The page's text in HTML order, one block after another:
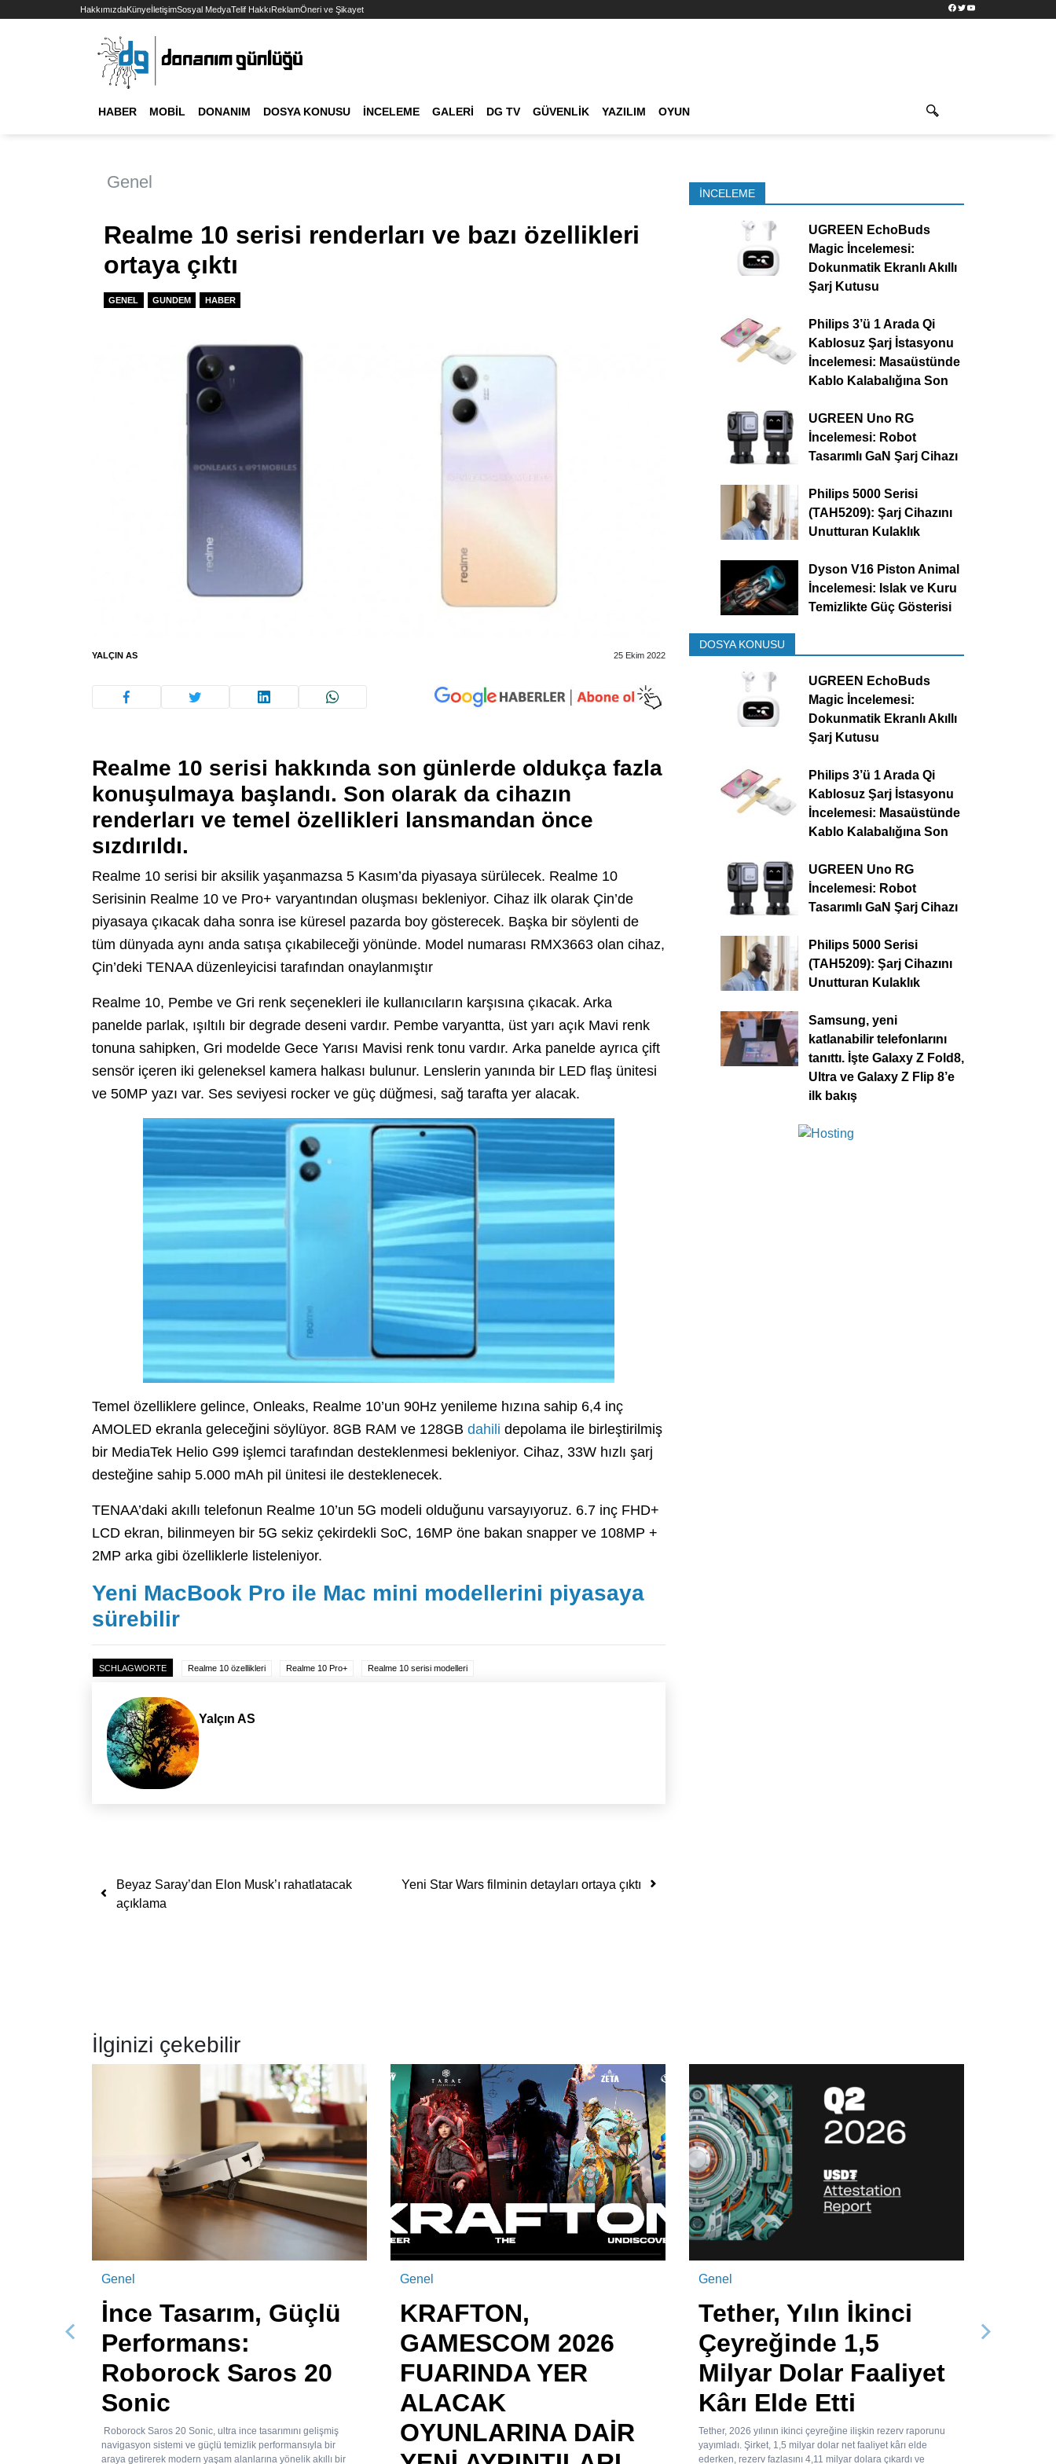
HakkımızdaKünyeİletişimSosyal MedyaTelif HakkıReklamÖneri ve Şikayet Facebook
TwitterYouTube
HABER MOBIL DONANIM DOSYA KONUSU İNCELEME GALERI DG TV GÜVENLIK YAZILIM OYUN
Genel
Realme 10 serisi renderları ve bazı özellikleri
ortaya çıktı
GENEL GUNDEM HABER
YALÇIN AS 25 Ekim 2022
Realme 10 serisi hakkında son günlerde oldukça fazla
konuşulmaya başlandı. Son olarak da cihazın
renderları ve temel özellikleri lansmandan önce
sızdırıldı.
Realme 10 serisi bir aksilik yaşanmazsa 5 Kasım’da piyasaya sürülecek. Realme 10
Serisinin Realme 10 ve Pro+ varyantından oluşması bekleniyor. Cihaz ilk olarak Çin’de
piyasaya çıkacak daha sonra ise küresel pazarda boy gösterecek. Başka bir söylenti de
tüm dünyada aynı anda satışa çıkabileceği yönünde. Model numarası RMX3663 olan cihaz,
Çin’deki TENAA düzenleyicisi tarafından onaylanmıştır
Realme 10, Pembe ve Gri renk seçenekleri ile kullanıcıların karşısına çıkacak. Arka
panelde parlak, ışıltılı bir degrade deseni vardır. Pembe varyantta, üst yarı açık Mavi renk
tonuna sahipken, Gri modelde Gece Yarısı Mavisi renk tonu vardır. Arka panelde ayrıca çift
sensör içeren iki geleneksel kamera halkası bulunur. Lenslerin yanında bir LED flaş ünitesi
ve 50MP yazı var. Ses seviyesi rocker ve güç düğmesi, sağ tarafta yer alacak.
Temel özelliklere gelince, Onleaks, Realme 10’un 90Hz yenileme hızına sahip 6,4 inç
AMOLED ekranla geleceğini söylüyor. 8GB RAM ve 128GB dahili depolama ile birleştirilmiş
bir MediaTek Helio G99 işlemci tarafından desteklenmesi bekleniyor. Cihaz, 33W hızlı şarj
desteğine sahip 5.000 mAh pil ünitesi ile desteklenecek.
TENAA’daki akıllı telefonun Realme 10’un 5G modeli olduğunu varsayıyoruz. 6.7 inç FHD+
LCD ekran, bilinmeyen bir 5G sekiz çekirdekli SoC, 16MP öne bakan snapper ve 108MP +
2MP arka gibi özelliklerle listeleniyor.
Yeni MacBook Pro ile Mac mini modellerini piyasaya
sürebilir
SCHLAGWORTE Realme 10 özellikleri Realme 10 Pro+ Realme 10 serisi modelleri
Yalçın AS
Yazı dolaşımı
Beyaz Saray’dan Elon Musk’ı rahatlatacak
açıklama
Yeni Star Wars filminin detayları ortaya çıktı
İNCELEME
UGREEN EchoBuds
Magic İncelemesi:
Dokunmatik Ekranlı Akıllı
Şarj Kutusu
Philips 3’ü 1 Arada Qi
Kablosuz Şarj İstasyonu
İncelemesi: Masaüstünde
Kablo Kalabalığına Son
UGREEN Uno RG
İncelemesi: Robot
Tasarımlı GaN Şarj Cihazı
Philips 5000 Serisi
(TAH5209): Şarj Cihazını
Unutturan Kulaklık
Dyson V16 Piston Animal
İncelemesi: Islak ve Kuru
Temizlikte Güç Gösterisi
DOSYA KONUSU
UGREEN EchoBuds
Magic İncelemesi:
Dokunmatik Ekranlı Akıllı
Şarj Kutusu
Philips 3’ü 1 Arada Qi
Kablosuz Şarj İstasyonu
İncelemesi: Masaüstünde
Kablo Kalabalığına Son
UGREEN Uno RG
İncelemesi: Robot
Tasarımlı GaN Şarj Cihazı
Philips 5000 Serisi
(TAH5209): Şarj Cihazını
Unutturan Kulaklık
Samsung, yeni
katlanabilir telefonlarını
tanıttı. İşte Galaxy Z Fold8,
Ultra ve Galaxy Z Flip 8’e
ilk bakış
İlginizi çekebilir
Genel
İnce Tasarım, Güçlü
Performans:
Roborock Saros 20
Sonic
Roborock Saros 20 Sonic, ultra ince tasarımını gelişmiş
navigasyon sistemi ve güçlü temizlik performansıyla bir
araya getirerek modern yaşam alanlarına yönelik akıllı bir
Genel
KRAFTON,
GAMESCOM 2026
FUARINDA YER
ALACAK
OYUNLARINA DAİR
Genel
Tether, Yılın İkinci
Çeyreğinde 1,5
Milyar Dolar Faaliyet
Kârı Elde Etti
Tether, 2026 yılının ikinci çeyreğine ilişkin rezerv raporunu
yayımladı. Şirket, 1,5 milyar dolar net faaliyet kârı elde
ederken, rezerv fazlasını 4,11 milyar dolara çıkardı ve
Önceki Sonraki